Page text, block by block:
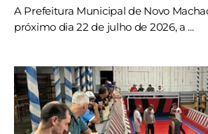
A Prefeitura Municipal de Novo
próximo dia 22 de julho de 2026, a ...